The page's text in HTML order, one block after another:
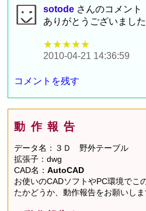
sotode さんのコメント
ありがとうございました
★★★★★
2010-04-21 14:36:59
コメントを残す
動作報告
データ名：３Ｄ 野外テーブル
拡張子：dwg
CAD名：AutoCAD
お使いのCADソフトやPC環境でこ
たかどうか、動作報告をお願いしま